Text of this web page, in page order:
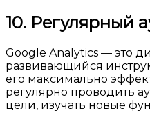
10. Регулярный
Google Analytics — это
развивающийся
его максимально
регулярно проводить
цели, изучать новые